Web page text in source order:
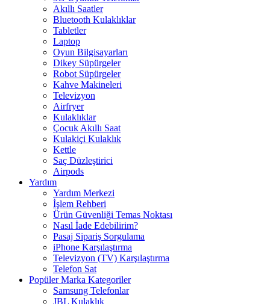
Akıllı Saatler
Bluetooth Kulaklıklar
Tabletler
Laptop
Oyun Bilgisayarları
Dikey Süpürgeler
Robot Süpürgeler
Kahve Makineleri
Televizyon
Airfryer
Kulaklıklar
Çocuk Akıllı Saat
Kulakiçi Kulaklık
Kettle
Saç Düzleştirici
Airpods
Yardım
Yardım Merkezi
İşlem Rehberi
Ürün Güvenliği Temas Noktası
Nasıl İade Edebilirim?
Pasaj Sipariş Sorgulama
iPhone Karşılaştırma
Televizyon (TV) Karşılaştırma
Telefon Sat
Popüler Marka Kategoriler
Samsung Telefonlar
JBL Kulaklık